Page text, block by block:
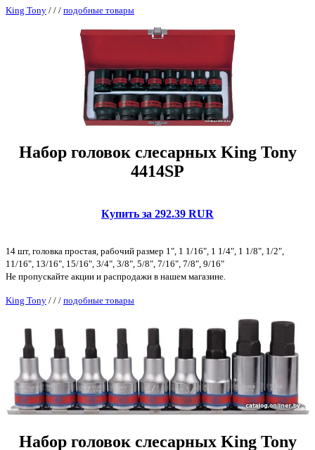
King Tony / / / подобные товары
Набор головок слесарных King Tony
4414SP
Купить за 292.39 RUR
14 шт, головка простая, рабочий размер 1", 1 1/16", 1 1/4", 1 1/8", 1/2",
11/16", 13/16", 15/16", 3/4", 3/8", 5/8", 7/16", 7/8", 9/16"
Не пропускайте акции и распродажи в нашем магазине.
King Tony / / / подобные товары
Набор головок слесарных King Tony